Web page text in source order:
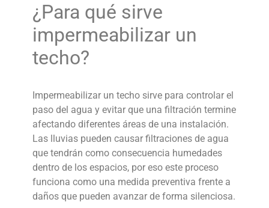
¿Para qué sirve
impermeabilizar un
techo?
Impermeabilizar un techo sirve para controlar el
paso del agua y evitar que una filtración termine
afectando diferentes áreas de una instalación.
Las lluvias pueden causar filtraciones de agua
que tendrán como consecuencia humedades
dentro de los espacios, por eso este proceso
funciona como una medida preventiva frente a
daños que pueden avanzar de forma silenciosa.